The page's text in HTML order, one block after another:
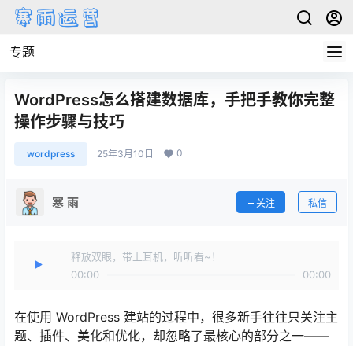
专题
WordPress怎么搭建数据库，手把手教你完整
操作步骤与技巧
wordpress 25年3月10日 0
寒 雨 关注 私信
释放双眼，带上耳机，听听看~！
00:00
00:00
在使用 WordPress 建站的过程中，很多新手往往只关注主
题、插件、美化和优化，却忽略了最核心的部分之一——